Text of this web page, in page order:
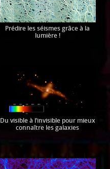
Prédire les séismes grâce à la
lumière !
Du visible à l’invisible pour mieux
connaître les galaxies